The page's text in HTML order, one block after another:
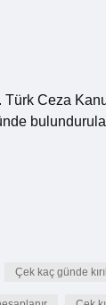
Ceza
Çek kaç günde